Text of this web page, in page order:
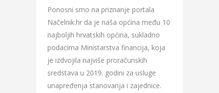
Ponosni smo na priznanje portala
Načelnik.hr da je naša općina među 10
najboljih hrvatskih općina, sukladno
podacima Ministarstva financija, koja
je izdvojila najviše proračunskih
sredstava u 2019. godini za usluge
unapređenja stanovanja i zajednice.